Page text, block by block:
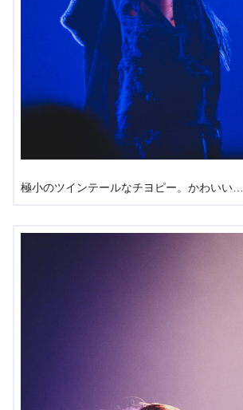
極小のツインテールなチヨピー。かわいい…